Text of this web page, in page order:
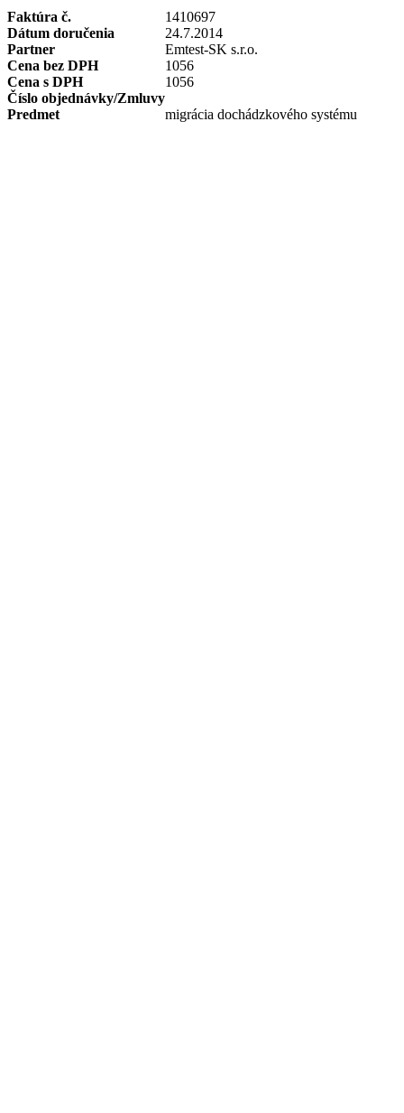
Faktúra č.
1410697
Dátum doručenia
24.7.2014
Partner
Emtest-SK s.r.o.
Cena bez DPH
1056
Cena s DPH
1056
Číslo objednávky/Zmluvy
Predmet
migrácia dochádzkového systému